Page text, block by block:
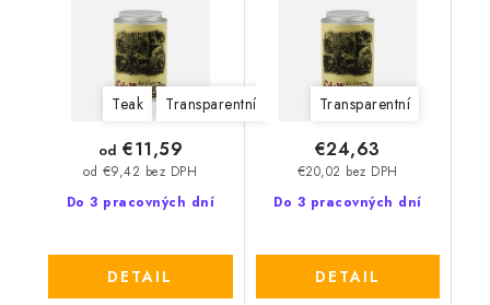
Teak Transparentní
Do 3 pracovných dní
od €9,42 bez DPH
od €11,59
DETAIL
Transparentní
Do 3 pracovných dní
€20,02 bez DPH
€24,63
DETAIL